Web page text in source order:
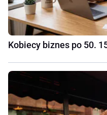
Kobiecy biznes po 50.